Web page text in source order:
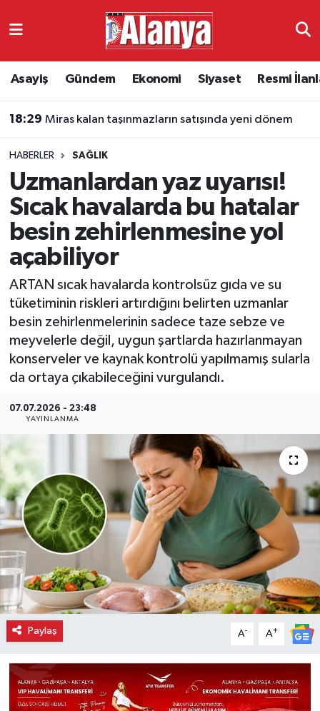
Asayiş Gündem Ekonomi Siyaset Resmi
18:29 Miras kalan taşınmazların satışında yeni dönem
HABERLER SAĞLIK
Uzmanlardan yaz uyarısı!
Sıcak havalarda bu hatalar
besin zehirlenmesine yol
açabiliyor
ARTAN sıcak havalarda kontrolsüz gıda ve su
tüketiminin riskleri artırdığını belirten uzmanlar
besin zehirlenmelerinin sadece taze sebze ve
meyvelerle değil, uygun şartlarda hazırlanmayan
konserveler ve kaynak kontrolü yapılmamış sularla
da ortaya çıkabileceğini vurgulandı.
07.07.2026 - 23:48
YAYINLANMA
Paylaş A- A+
Ekonomi
Resmi İlanlar
Alanyaspor
E-Gazete
Antalya Namaz Vakitleri
Süper Lig Puan Durumu ve Fikstür
Tüm Manşetler
Son Dakika Haberleri
Haber Arşivi